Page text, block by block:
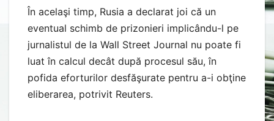
În acelaşi timp, Rusia a declarat joi că un
eventual schimb de prizonieri implicându-l pe
jurnalistul de la Wall Street Journal nu poate fi
luat în calcul decât după procesul său, în
pofida eforturilor desfăşurate pentru a-i obţine
eliberarea, potrivit Reuters.